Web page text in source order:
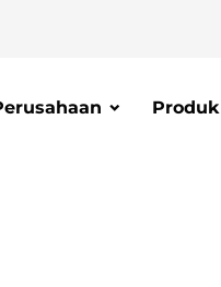
Produk